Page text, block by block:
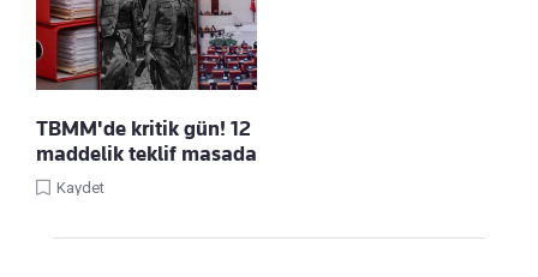
TBMM'de kritik gün! 12
maddelik teklif masada
Kaydet